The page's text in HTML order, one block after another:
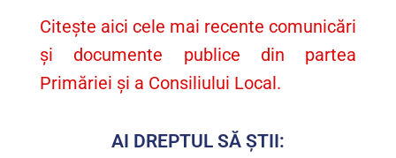
Citește aici cele mai recente comunicări
și documente publice din partea
Primăriei și a Consiliului Local.
AI DREPTUL SĂ ȘTII: